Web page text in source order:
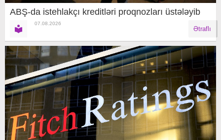
ABŞ-da istehlakçı kreditləri proqnozları üstələyib
07.08.2026
Ətraflı